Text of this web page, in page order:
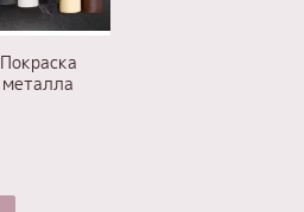
Покраска
металла